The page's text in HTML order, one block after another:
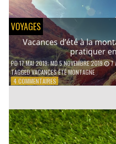
VOYAGES
Vacances d’été à la
pratiquer
PD17 MAI 2019; MD 5 NOVEMBRE 2019 7
TAGGEDVACANCES ÉTÉ MONTAGNE
4 COMMENTAIRESSUR
LA
MONTAGNE :
QUELLES